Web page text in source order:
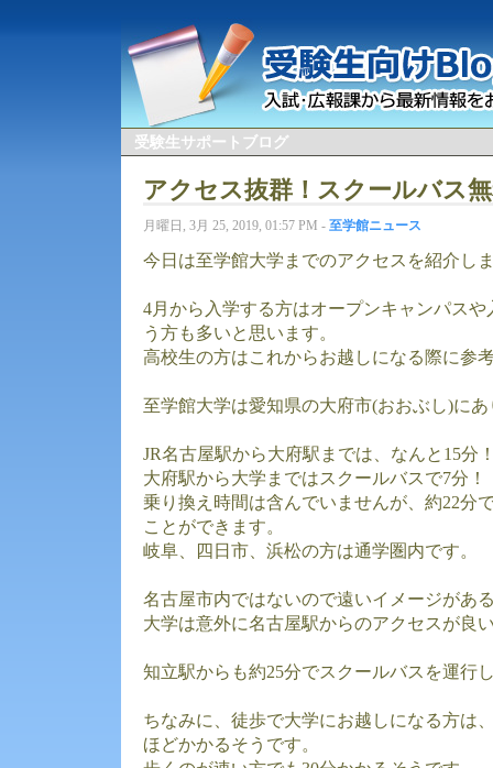
受験生サポートブログ
アクセス抜群！スクールバス
月曜日, 3月 25, 2019, 01:57 PM - 至学館ニュース
今日は至学館大学までのアクセスを紹介し
4月から入学する方はオープンキャンパス
う方も多いと思います。
高校生の方はこれからお越しになる際に参
至学館大学は愛知県の大府市(おおぶし)に
JR名古屋駅から大府駅までは、なんと15分
大府駅から大学まではスクールバスで7分！
乗り換え時間は含んでいませんが、約22分
ことができます。
岐阜、四日市、浜松の方は通学圏内です。
名古屋市内ではないので遠いイメージがあ
大学は意外に名古屋駅からのアクセスが良
知立駅からも約25分でスクールバスを運行
ちなみに、徒歩で大学にお越しになる方は
ほどかかるそうです。